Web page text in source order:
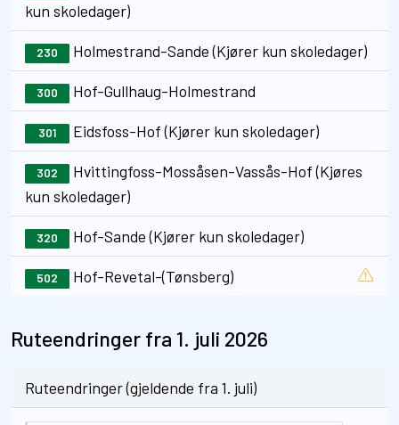
kun skoledager)
230 Holmestrand-Sande (Kjører kun skoledager)
300 Hof-Gullhaug-Holmestrand
301 Eidsfoss-Hof (Kjører kun skoledager)
302
Hvittingfoss-Mossåsen-Vassås-Hof (Kjøres
kun skoledager)
320 Hof-Sande (Kjører kun skoledager)
502 Hof-Revetal-(Tønsberg)
Ruteendringer fra 1. juli 2026
Ruteendringer (gjeldende fra 1. juli)